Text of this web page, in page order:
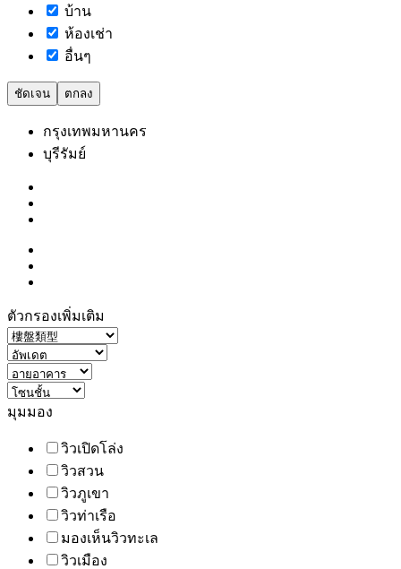
บ้าน
ห้องเช่า
อื่นๆ
ชัดเจน ตกลง
กรุงเทพมหานคร
บุรีรัมย์
ตัวกรองเพิ่มเติม
มุมมอง
วิวเปิดโล่ง
วิวสวน
วิวภูเขา
วิวท่าเรือ
มองเห็นวิวทะเล
วิวเมือง